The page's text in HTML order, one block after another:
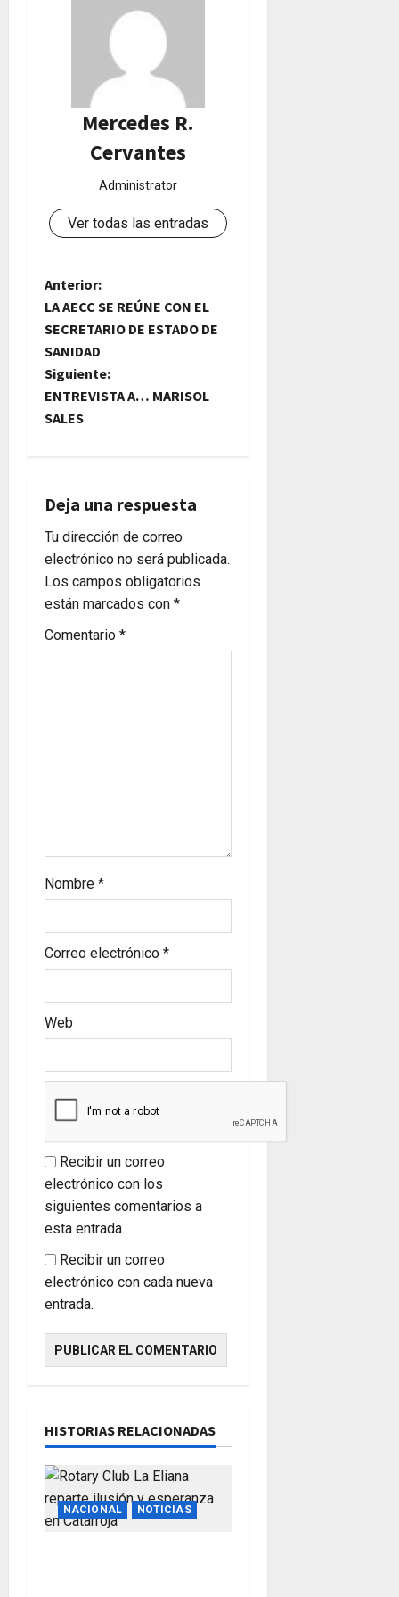
Mercedes R.
Cervantes
Administrator
Ver todas las entradas
N
a
v
e
c
i
ó
n
r
a
d
a
s
Anterior:
LA AECC SE REÚNE CON EL
SECRETARIO DE ESTADO DE
SANIDAD
Siguiente:
ENTREVISTA A… MARISOL
SALES
Deja una respuesta
Tu dirección de correo
electrónico no será publicada.
Los campos obligatorios
están marcados con *
Comentario *
Nombre *
Correo electrónico *
Web
Recibir un correo
electrónico con los
siguientes comentarios a
esta entrada.
Recibir un correo
electrónico con cada nueva
entrada.
HISTORIAS RELACIONADAS
NACIONAL NOTICIAS